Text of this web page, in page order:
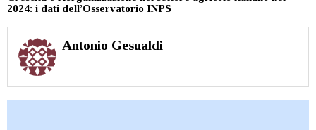
2024: i dati dell’Osservatorio INPS
Antonio Gesualdi